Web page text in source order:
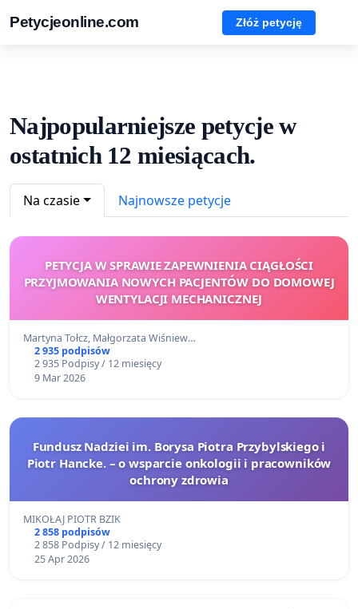
Petycjeonline.com Złóż petycję
Najpopularniejsze petycje w
ostatnich 12 miesiącach.
Na czasie Najnowsze petycje
PETYCJA W SPRAWIE ZAPEWNIENIA CIĄGŁOŚCI
PRZYJMOWANIA NOWYCH PACJENTÓW DO DOMOWEJ
WENTYLACJI MECHANICZNEJ
Martyna Tołcz, Małgorzata Wiśniew…
2 935 podpisów
2 935 Podpisy / 12 miesięcy
9 Mar 2026
Fundusz Nadziei im. Borysa Piotra Przybylskiego i
Piotr Hancke. – o wsparcie onkologii i pracowników
ochrony zdrowia
MIKOŁAJ PIOTR BZIK
2 858 podpisów
2 858 Podpisy / 12 miesięcy
25 Apr 2026